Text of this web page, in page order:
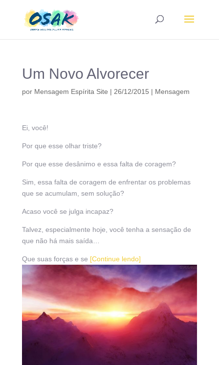
Um Novo Alvorecer
por Mensagem Espírita Site | 26/12/2015 | Mensagem
Ei, você!
Por que esse olhar triste?
Por que esse desânimo e essa falta de coragem?
Sim, essa falta de coragem de enfrentar os problemas
que se acumulam, sem solução?
Acaso você se julga incapaz?
Talvez, especialmente hoje, você tenha a sensação de
que não há mais saída…
Que suas forças e se [Continue lendo]